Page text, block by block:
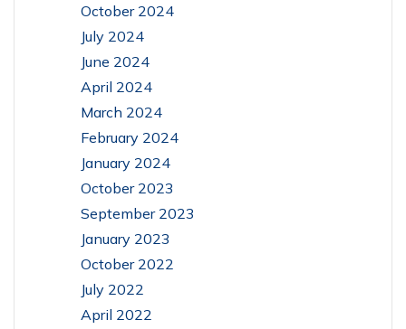
October 2024
July 2024
June 2024
April 2024
March 2024
February 2024
January 2024
October 2023
September 2023
January 2023
October 2022
July 2022
April 2022